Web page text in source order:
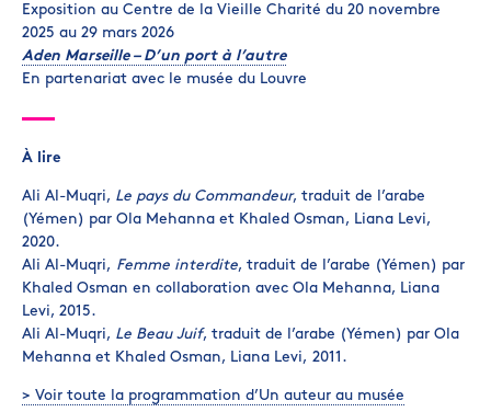
Exposition au Centre de la Vieille Charité du 20 novembre
2025 au 29 mars 2026
Aden Marseille – D’un port à l’autre
En partenariat avec le musée du Louvre
À lire
Ali Al-Muqri, Le pays du Commandeur, traduit de l’arabe
(Yémen) par Ola Mehanna et Khaled Osman, Liana Levi,
2020.
Ali Al-Muqri, Femme interdite, traduit de l’arabe (Yémen) par
Khaled Osman en collaboration avec Ola Mehanna, Liana
Levi, 2015.
Ali Al-Muqri, Le Beau Juif, traduit de l’arabe (Yémen) par Ola
Mehanna et Khaled Osman, Liana Levi, 2011.
> Voir toute la programmation d’Un auteur au musée